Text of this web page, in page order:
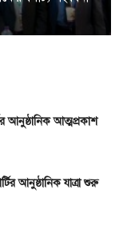
আনুষ্ঠানিক আত্মপ্রকাশ
আনুষ্ঠানিক যাত্রা শুরু